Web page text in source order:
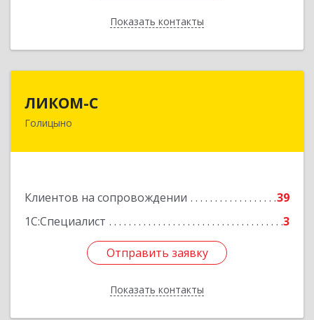
Показать контакты
Назад
ЛИКОМ-С
Голицыно
Клиентов на сопровождении
39
1С:Специалист
3
Отправить заявку
Показать контакты
143040, Московская обл, Одинцовский р-н,
Подробнее
Отправить заявку
Назад